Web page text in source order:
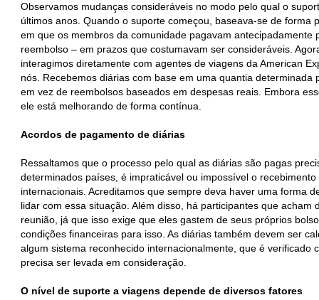
Observamos mudanças consideráveis no modo pelo qual o
últimos anos. Quando o suporte começou, baseava‐se de
em que os membros da comunidade pagavam antecipadamente
reembolso – em prazos que costumavam ser consideráveis.
interagimos diretamente com agentes de viagens da American
nós. Recebemos diárias com base em uma quantia determinada
em vez de reembolsos baseados em despesas reais. Embora
ele está melhorando de forma contínua.
Acordos de pagamento de diárias
Ressaltamos que o processo pelo qual as diárias são pagas
determinados países, é impraticável ou impossível o
internacionais. Acreditamos que sempre deva haver uma forma
lidar com essa situação. Além disso, há participantes que
reunião, já que isso exige que eles gastem de seus próprios
condições financeiras para isso. As diárias também devem ser
algum sistema reconhecido internacionalmente, que é verificado
precisa ser levada em consideração.
O nível de suporte a viagens depende de diversos fatores